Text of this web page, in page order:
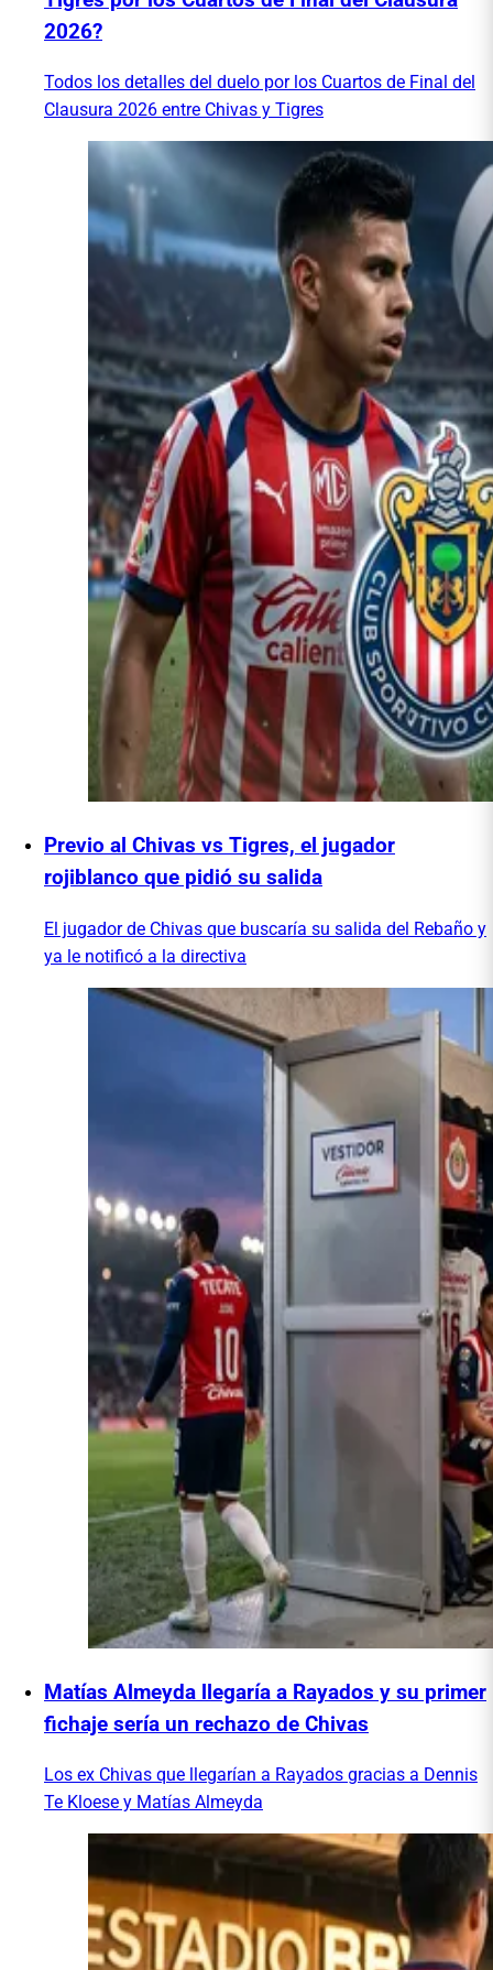
2026?
Todos los detalles del duelo por los Cuartos de Final del
Clausura 2026 entre Chivas y Tigres
Previo al Chivas vs Tigres, el jugador
rojiblanco que pidió su salida
El jugador de Chivas que buscaría su salida del Rebaño y
ya le notificó a la directiva
Matías Almeyda llegaría a Rayados y su primer
fichaje sería un rechazo de Chivas
Los ex Chivas que llegarían a Rayados gracias a Dennis
Te Kloese y Matías Almeyda